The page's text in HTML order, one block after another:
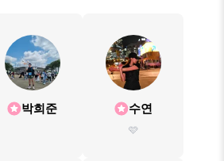
박희준 수연
🩷